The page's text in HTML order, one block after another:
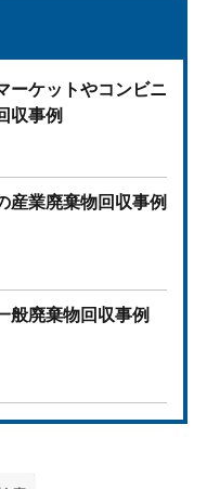
ーケットやコンビニ
収事例
産業廃棄物回収事例
般廃棄物回収事例